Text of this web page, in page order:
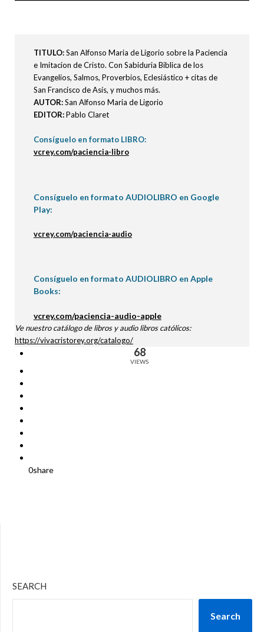
TITULO:San Alfonso Maria de Ligorio sobre la Paciencia
e Imitacion de Cristo. Con Sabiduria Biblica de los
Evangelios, Salmos, Proverbios, Eclesiástico + citas de
San Francisco de Asís, y muchos más.
AUTOR:San Alfonso Maria de Ligorio
EDITOR:Pablo Claret
Consíguelo en formato LIBRO:
vcrey.com/paciencia-libro
Consíguelo en formato AUDIOLIBRO en Google
Play:
vcrey.com/paciencia-audio
Consíguelo en formato AUDIOLIBRO en Apple
Books:
vcrey.com/paciencia-audio-apple
Ve nuestro catálogo de libros y audio libros católicos:
https://vivacristorey.org/catalogo/
68
VIEWS
0share
SEARCH
Search